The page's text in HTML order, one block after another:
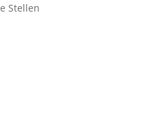
Stellen